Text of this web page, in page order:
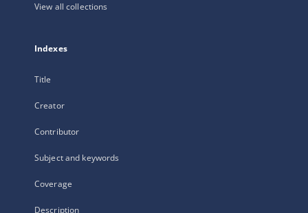
View all collections
Indexes
Title
Creator
Contributor
Subject and keywords
Coverage
Description